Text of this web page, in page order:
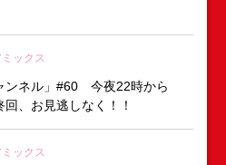
ックス
ンネル」#60 今夜22時から
、お見逃しなく！！
ックス